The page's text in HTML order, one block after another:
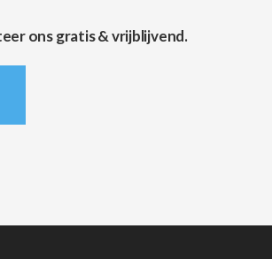
ons gratis & vrijblijvend.